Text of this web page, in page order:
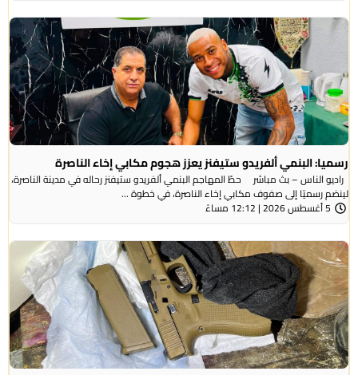
رسميا: البنمي ألفريدو ستيفنز يعزز هجوم مكابي إخاء الناصرة
راديو الناس – بث مباشر حطّ المهاجم البنمي ألفريدو ستيفنز رحاله في مدينة الناصرة،
لينضم رسميًا إلى صفوف مكابي إخاء الناصرة، في خطوة ...
5 أغسطس 2026 | 12:12 مساءً